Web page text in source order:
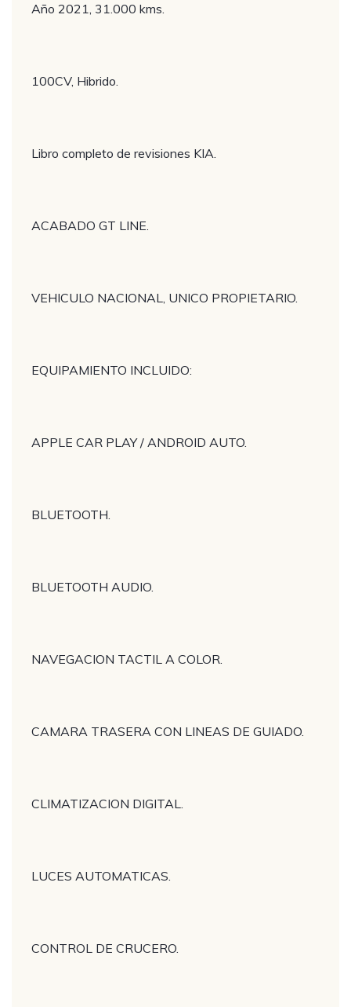
Año 2021, 31.000 kms.
100CV, Hibrido.
Libro completo de revisiones KIA.
ACABADO GT LINE.
VEHICULO NACIONAL, UNICO PROPIETARIO.
EQUIPAMIENTO INCLUIDO:
APPLE CAR PLAY / ANDROID AUTO.
BLUETOOTH.
BLUETOOTH AUDIO.
NAVEGACION TACTIL A COLOR.
CAMARA TRASERA CON LINEAS DE GUIADO.
CLIMATIZACION DIGITAL.
LUCES AUTOMATICAS.
CONTROL DE CRUCERO.